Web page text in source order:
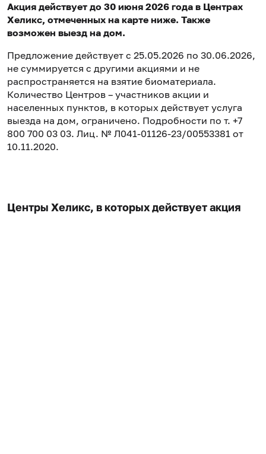
Акция действует до 30 июня 2026 года в Центрах
Хеликс, отмеченных на карте ниже. Также
возможен выезд на дом.
Предложение действует с 25.05.2026 по 30.06.2026,
не суммируется с другими акциями и не
распространяется на взятие биоматериала.
Количество Центров – участников акции и
населенных пунктов, в которых действует услуга
выезда на дом, ограничено. Подробности по т. +7
800 700 03 03. Лиц. № Л041-01126-23/00553381 от
10.11.2020.
Центры Хеликс, в которых действует акция